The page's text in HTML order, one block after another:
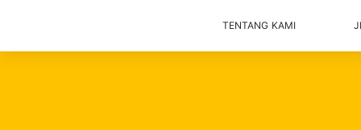
TENTANG KAMI